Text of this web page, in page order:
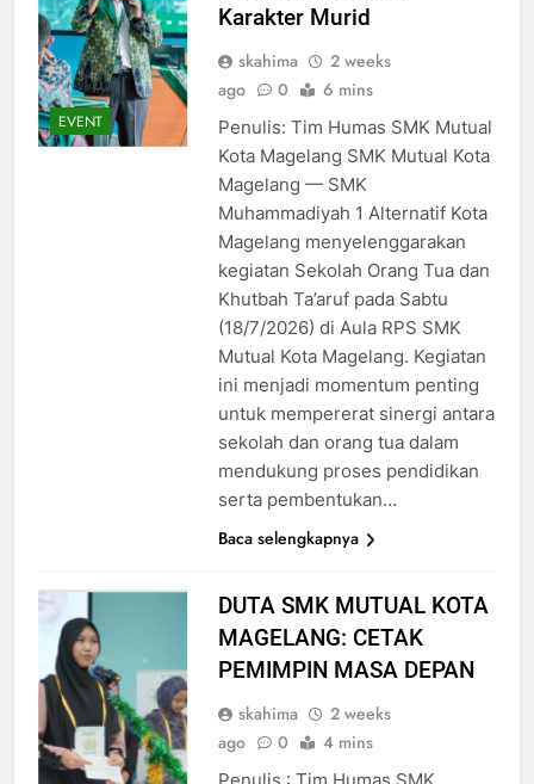
EVENT
Karakter Murid
skahima
2 weeks
ago
0 6 mins
Penulis: Tim Humas SMK Mutual
Kota Magelang SMK Mutual Kota
Magelang — SMK
Muhammadiyah 1 Alternatif Kota
Magelang menyelenggarakan
kegiatan Sekolah Orang Tua dan
Khutbah Ta’aruf pada Sabtu
(18/7/2026) di Aula RPS SMK
Mutual Kota Magelang. Kegiatan
ini menjadi momentum penting
untuk mempererat sinergi antara
sekolah dan orang tua dalam
mendukung proses pendidikan
serta pembentukan…
Baca selengkapnya
DUTA SMK MUTUAL KOTA
MAGELANG: CETAK
PEMIMPIN MASA DEPAN
skahima
2 weeks
ago
0 4 mins